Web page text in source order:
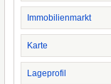
Immobilienmarkt
Karte
Lageprofil